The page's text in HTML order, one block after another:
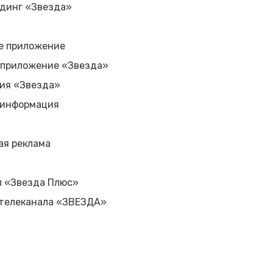
«Звезда»
приложение
«Звезда»
«Звезда»
реклама
«Звезда Плюс»
«ЗВЕЗДА»